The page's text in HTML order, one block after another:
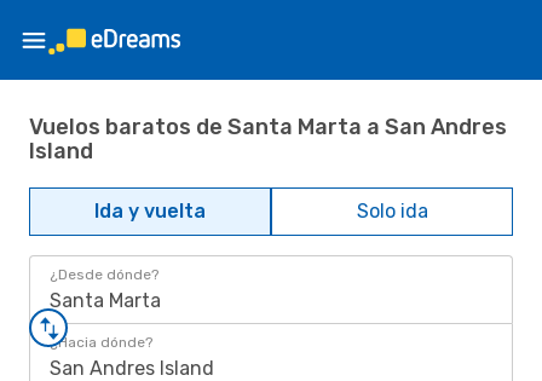
Vuelos baratos de Santa Marta a San Andres
Island
Ida y vuelta Solo ida
¿Desde dónde?
Santa Marta
¿Hacia dónde?
San Andres Island